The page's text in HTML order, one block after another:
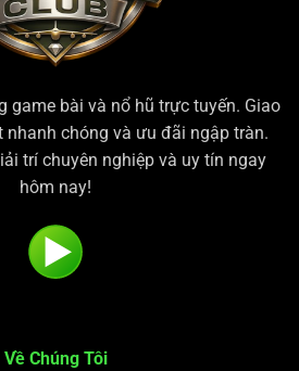
game bài và nổ hũ trực tuyến. Giao
nhanh chóng và ưu đãi ngập tràn.
trí chuyên nghiệp và uy tín ngay
hôm nay!
Về Chúng Tôi